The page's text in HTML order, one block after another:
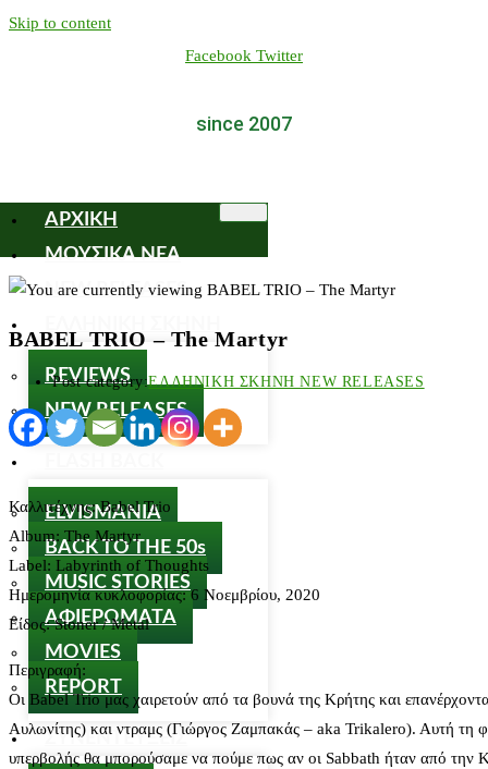
Skip to content
Facebook Twitter
since 2007
ΑΡΧΙΚΗ
ΜΟΥΣΙΚΑ ΝΕΑ
NEW RELEASES
REVIEWS
NEW RELEASES
ELVISMANIA
BACK TO THE 50s
MUSIC STORIES
ΑΦΙΕΡΩΜΑΤΑ
MOVIES
REPORT
ΣΥΝΕΝΤΕΥΞΕΙΣ
BABEL TRIO – The Martyr
Post category:ΕΛΛΗΝΙΚΗ ΣΚΗΝΗ NEW RELEASES
Καλλιτέχνης: Babel Trio
Album: The Martyr
Label: Labyrinth οf Thoughts
Ημερομηνία κυκλοφορίας: 6 Νοεμβρίου, 2020
Είδος: Stoner / Metal
Περιγραφή:
Οι Babel Trio μας χαιρετούν από τα βουνά της Κρήτης και
Αυλωνίτης) και ντραμς (Γιώργος Ζαμπακάς – aka Trikalero). Αυτή τη
υπερβολής θα μπορούσαμε να πούμε πως αν οι Sabbath ήταν από την